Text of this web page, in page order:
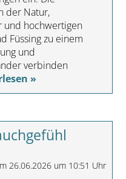
der Natur,
und hochwertigen
Füssing zu einem
und
verbinden
»
26.06.2026 um 10:51 Uhr